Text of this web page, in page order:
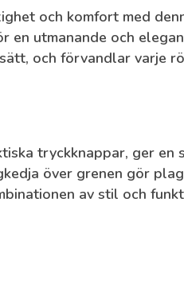
och komfort med
en utmanande och
och förvandlar varje
tryckknappar, ger
över grenen gör
av stil och